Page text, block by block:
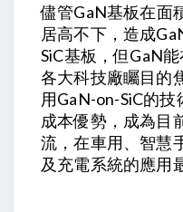
儘管GaN基板在面
居高不下，造成
SiC基板，但GaN
各大科技廠矚目的
用GaN-on-SiC的
成本優勢，成為目
流，在車用、智慧
及充電系統的應用